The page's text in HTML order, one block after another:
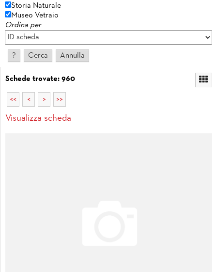
Storia Naturale
Museo Vetraio
Ordina per
Schede trovate: 960
<< < > >>
Visualizza scheda